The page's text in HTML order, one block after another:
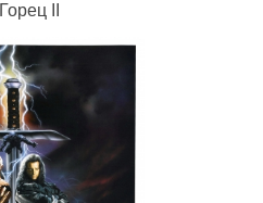
Горец II